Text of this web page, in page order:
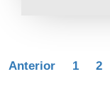
Anterior 1 2